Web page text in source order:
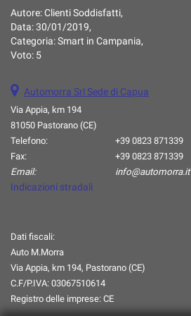
Autore:Clienti Soddisfatti,
Data:30/01/2019,
Categoria:Smart in Campania,
Voto: 5
Automorra Srl Sede di Capua
Via Appia, km 194
81050 Pastorano (CE)
Telefono:
+39 0823 871339
Fax:
+39 0823 871339
Email:
info@automorra.it
Indicazioni stradali
Dati fiscali:
Auto M.Morra
Via Appia, km 194, Pastorano (CE)
C.F/P.IVA: 03067510614
Registro delle imprese: CE
questi
strumenti
di
tracciamento
rimanda
alla
cookie
policy.
Puoi
rivedere
e
modificare
in
qualsiasi
momento.